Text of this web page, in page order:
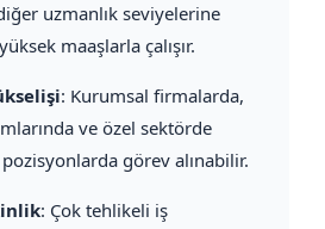
uzmanlık seviyelerine
maaşlarla çalışır.
: Kurumsal firmalarda,
ve özel sektörde
görev alınabilir.
: Çok tehlikeli iş